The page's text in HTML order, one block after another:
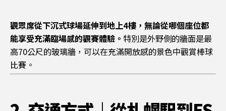
觀眾席從下沉式球場延伸到地上4樓，無論從哪個座位都
能享受充滿臨場感的觀賽體驗。 特別是外野側的牆面是最
高70公尺的玻璃牆，可以在充滿開放感的景色中觀賞棒球
比賽。